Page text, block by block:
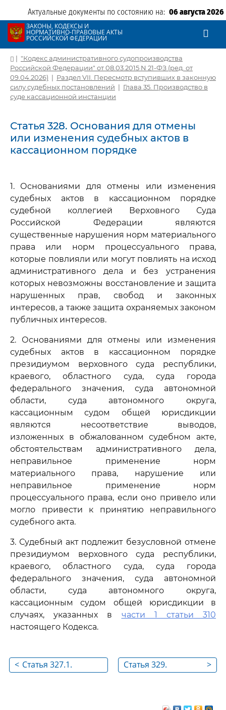
Актуальные документы по состоянию на: 06 августа 2026
ЗАКОНЫ, КОДЕКСЫ И
НОРМАТИВНО-ПРАВОВЫЕ АКТЫ
РОССИЙСКОЙ ФЕДЕРАЦИИ
| "Кодекс административного судопроизводства
Российской Федерации" от 08.03.2015 N 21-ФЗ (ред. от
09.04.2026) | Раздел VII. Пересмотр вступивших в законную
силу судебных постановлений | Глава 35. Производство в
суде кассационной инстанции
Статья 328. Основания для отмены
или изменения судебных актов в
кассационном порядке
1. Основаниями для отмены или изменения
судебных актов в кассационном порядке
судебной коллегией Верховного Суда
Российской Федерации являются
существенные нарушения норм материального
права или норм процессуального права,
которые повлияли или могут повлиять на исход
административного дела и без устранения
которых невозможны восстановление и защита
нарушенных прав, свобод и законных
интересов, а также защита охраняемых законом
публичных интересов.
2. Основаниями для отмены или изменения
судебных актов в кассационном порядке
президиумом верховного суда республики,
краевого, областного суда, суда города
федерального значения, суда автономной
области, суда автономного округа,
кассационным судом общей юрисдикции
являются несоответствие выводов,
изложенных в обжалованном судебном акте,
обстоятельствам административного дела,
неправильное применение норм
материального права, нарушение или
неправильное применение норм
процессуального права, если оно привело или
могло привести к принятию неправильного
судебного акта.
3. Судебный акт подлежит безусловной отмене
президиумом верховного суда республики,
краевого, областного суда, суда города
федерального значения, суда автономной
области, суда автономного округа,
кассационным судом общей юрисдикции в
случаях, указанных в части 1 статьи 310
настоящего Кодекса.
< Статья 327.1.
>
Статья 329.
инстанции